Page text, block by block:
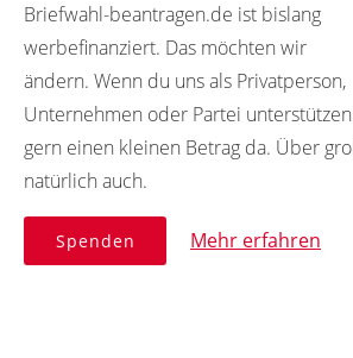
Briefwahl-beantragen.de ist bislang
werbefinanziert. Das möchten wir
ändern. Wenn du uns als Privatperson,
Unternehmen oder Partei
gern einen kleinen Betrag da. Über
natürlich auch.
Spenden Mehr erfahren